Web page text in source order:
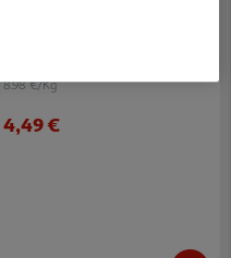
8.98 €/Kg
4,49 €